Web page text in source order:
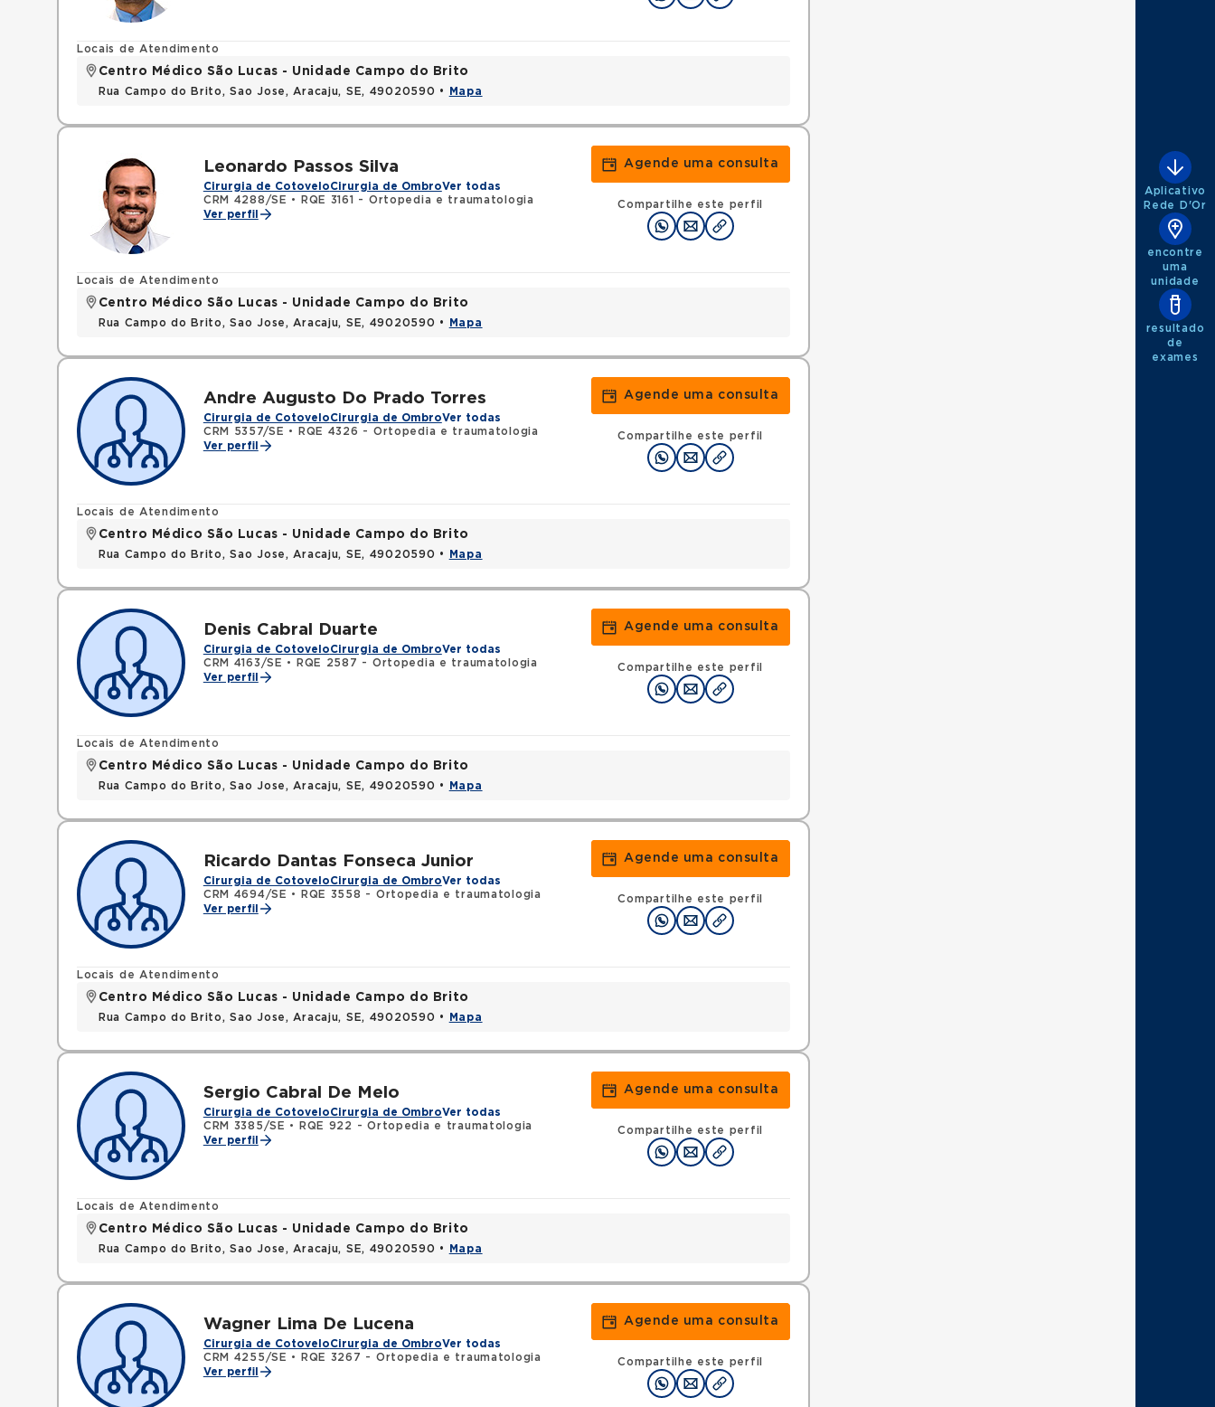
Locais de Atendimento
Centro Médico São Lucas - Unidade Campo do Brito
Rua Campo do Brito, Sao Jose, Aracaju, SE, 49020590 • Mapa
Leonardo Passos Silva
Cirurgia de CotoveloCirurgia de OmbroVer todas
CRM 4288/SE •
RQE 3161 - Ortopedia e traumatologia
Ver perfil
Agende uma consulta
Compartilhe este perfil
Locais de Atendimento
Centro Médico São Lucas - Unidade Campo do Brito
Rua Campo do Brito, Sao Jose, Aracaju, SE, 49020590 • Mapa
Andre Augusto Do Prado Torres
Cirurgia de CotoveloCirurgia de OmbroVer todas
CRM 5357/SE •
RQE 4326 - Ortopedia e traumatologia
Ver perfil
Agende uma consulta
Compartilhe este perfil
Locais de Atendimento
Centro Médico São Lucas - Unidade Campo do Brito
Rua Campo do Brito, Sao Jose, Aracaju, SE, 49020590 • Mapa
Denis Cabral Duarte
Cirurgia de CotoveloCirurgia de OmbroVer todas
CRM 4163/SE •
RQE 2587 - Ortopedia e traumatologia
Ver perfil
Agende uma consulta
Compartilhe este perfil
Locais de Atendimento
Centro Médico São Lucas - Unidade Campo do Brito
Rua Campo do Brito, Sao Jose, Aracaju, SE, 49020590 • Mapa
Ricardo Dantas Fonseca Junior
Cirurgia de CotoveloCirurgia de OmbroVer todas
CRM 4694/SE •
RQE 3558 - Ortopedia e traumatologia
Ver perfil
Agende uma consulta
Compartilhe este perfil
Locais de Atendimento
Centro Médico São Lucas - Unidade Campo do Brito
Rua Campo do Brito, Sao Jose, Aracaju, SE, 49020590 • Mapa
Sergio Cabral De Melo
Cirurgia de CotoveloCirurgia de OmbroVer todas
CRM 3385/SE •
RQE 922 - Ortopedia e traumatologia
Ver perfil
Agende uma consulta
Compartilhe este perfil
Locais de Atendimento
Centro Médico São Lucas - Unidade Campo do Brito
Rua Campo do Brito, Sao Jose, Aracaju, SE, 49020590 • Mapa
Wagner Lima De Lucena
Cirurgia de CotoveloCirurgia de OmbroVer todas
CRM 4255/SE •
RQE 3267 - Ortopedia e traumatologia
Ver perfil
Agende uma consulta
Compartilhe este perfil
Aplicativo
Rede D'Or
encontre
uma
unidade
resultado
de
exames